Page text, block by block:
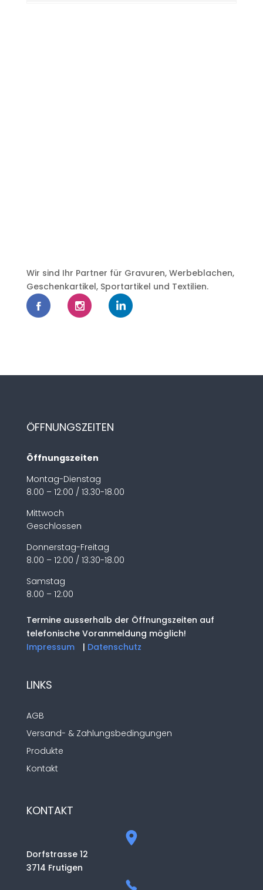
Wir sind Ihr Partner für Gravuren, Werbeblachen,
Geschenkartikel, Sportartikel und Textilien.
ÖFFNUNGSZEITEN
Öffnungszeiten
Montag-Dienstag
8.00 – 12:00 / 13.30-18.00
Mittwoch
Geschlossen
Donnerstag-Freitag
8.00 – 12:00 / 13.30-18.00
Samstag
8.00 – 12:00
Termine ausserhalb der Öffnungszeiten auf
telefonische Voranmeldung möglich!
Impressum
| Datenschutz
LINKS
AGB
Versand- & Zahlungsbedingungen
Produkte
Kontakt
KONTAKT
Dorfstrasse 12
3714 Frutigen